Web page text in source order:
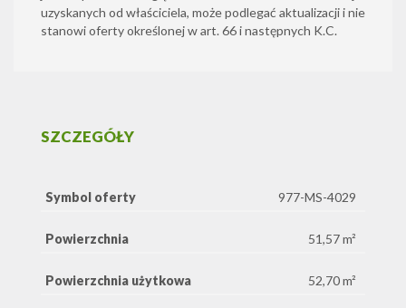
uzyskanych od właściciela, może podlegać aktualizacji i nie
stanowi oferty określonej w art. 66 i następnych K.C.
SZCZEGÓŁY
Symbol oferty 977-MS-4029
Powierzchnia 51,57 m²
Powierzchnia użytkowa 52,70 m²